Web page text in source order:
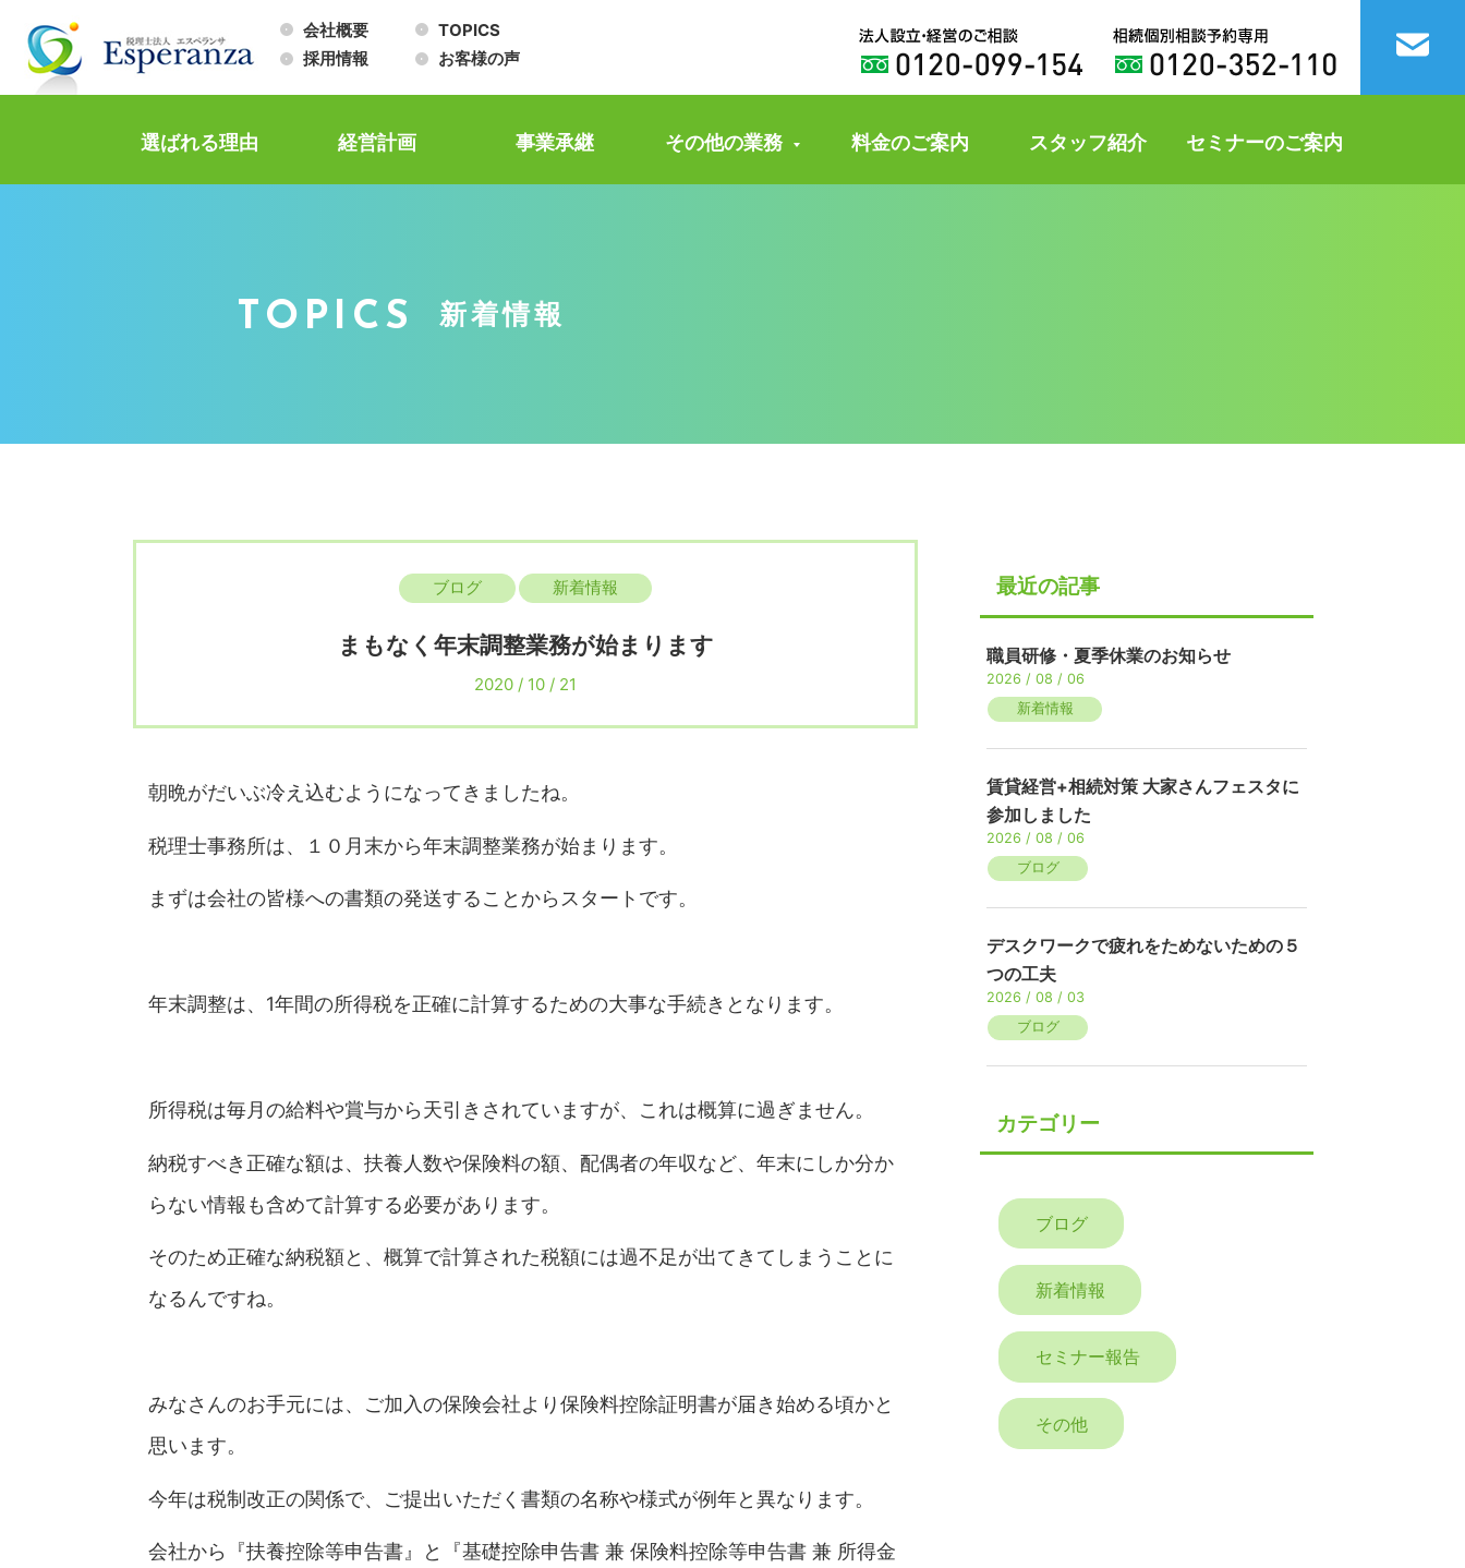
会社概要
TOPICS
採用情報
お客様の声
選ばれる理由 経営計画 事業承継 その他の業務 料金のご案内 スタッフ紹介 セミナーのご案内
TOPICS 新着情報
ブログ 新着情報
まもなく年末調整業務が始まります
2020 / 10 / 21
朝晩がだいぶ冷え込むようになってきましたね。
税理士事務所は、１０月末から年末調整業務が始まります。
まずは会社の皆様への書類の発送することからスタートです。
年末調整は、1年間の所得税を正確に計算するための大事な手続きとなります。
所得税は毎月の給料や賞与から天引きされていますが、これは概算に過ぎません。
納税すべき正確な額は、扶養人数や保険料の額、配偶者の年収など、年末にしか分か
らない情報も含めて計算する必要があります。
そのため正確な納税額と、概算で計算された税額には過不足が出てきてしまうことに
なるんですね。
みなさんのお手元には、ご加入の保険会社より保険料控除証明書が届き始める頃かと
思います。
今年は税制改正の関係で、ご提出いただく書類の名称や様式が例年と異なります。
会社から『扶養控除等申告書』と『基礎控除申告書 兼 保険料控除等申告書 兼 所得金
最近の記事
職員研修・夏季休業のお知らせ
2026 / 08 / 06
新着情報
賃貸経営+相続対策 大家さんフェスタに
参加しました
2026 / 08 / 06
ブログ
デスクワークで疲れをためないための５
つの工夫
2026 / 08 / 03
ブログ
カテゴリー
ブログ
新着情報
セミナー報告
その他